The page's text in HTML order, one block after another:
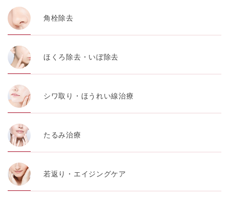
角栓除去
ほくろ除去・いぼ除去
シワ取り・ほうれい線治療
たるみ治療
若返り・エイジングケア